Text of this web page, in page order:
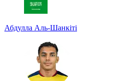
Абдулла Аль-Шанкіті